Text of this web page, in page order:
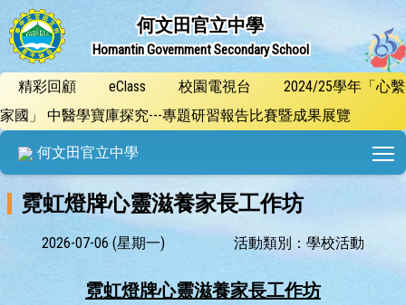
何文田官立中學
Homantin Government Secondary School
精彩回顧 eClass 校園電視台
2024/25學年「心繫
家國」 中醫學寶庫探究---專題研習報告比賽暨成果展覽
何文田官立中學
霓虹燈牌心靈滋養家長工作坊
2026-07-06 (星期一) 活動類別：學校活動
霓虹燈牌心靈滋養家長工作坊